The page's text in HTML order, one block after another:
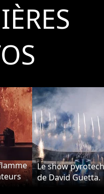
Le show
de David Guetta.